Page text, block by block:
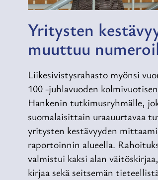
Yritysten
muuttuu
Liikesivistysrahasto myönsi
100 -juhlavuoden
Hankenin tutkimusryhmälle,
suomalaisittain uraauurtavaa
yritysten kestävyyden
raportoinnin alueella.
valmistui kaksi alan
kirjaa sekä seitsemän